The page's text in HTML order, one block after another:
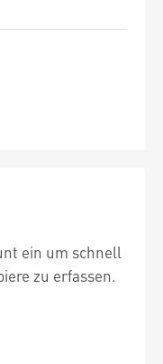
ein um schnell
zu erfassen.